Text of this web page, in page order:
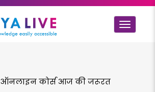
Toggle
ऑनलाइन कोर्स आज की जरूरत